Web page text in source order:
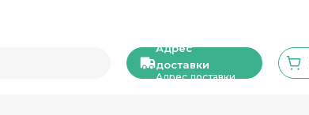
Адрес
доставки
Адрес доставки